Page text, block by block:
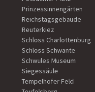
Prinzessinnengärten
Reichstagsgebäude
Reuterkiez
Schloss Charlottenburg
Schloss Schwante
Schwules Museum
Siegessäule
Tempelhofer Feld